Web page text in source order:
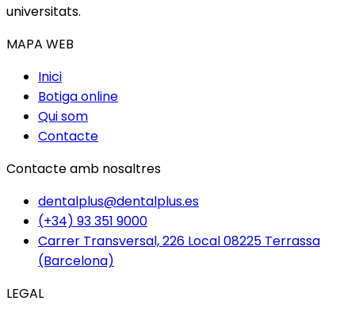
universitats.
MAPA WEB
Inici
Botiga online
Qui som
Contacte
Contacte amb nosaltres
dentalplus@dentalplus.es
(+34) 93 351 9000
Carrer Transversal, 226 Local 08225 Terrassa
(Barcelona)
LEGAL